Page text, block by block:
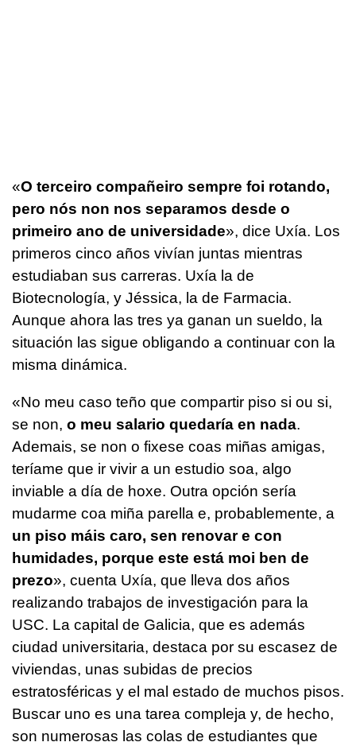
«O terceiro compañeiro sempre foi rotando,
pero nós non nos separamos desde o
primeiro ano de universidade», dice Uxía. Los
primeros cinco años vivían juntas mientras
estudiaban sus carreras. Uxía la de
Biotecnología, y Jéssica, la de Farmacia.
Aunque ahora las tres ya ganan un sueldo, la
situación las sigue obligando a continuar con la
misma dinámica.
«No meu caso teño que compartir piso si ou si,
se non, o meu salario quedaría en nada.
Ademais, se non o fixese coas miñas amigas,
teríame que ir vivir a un estudio soa, algo
inviable a día de hoxe. Outra opción sería
mudarme coa miña parella e, probablemente, a
un piso máis caro, sen renovar e con
humidades, porque este está moi ben de
prezo», cuenta Uxía, que lleva dos años
realizando trabajos de investigación para la
USC. La capital de Galicia, que es además
ciudad universitaria, destaca por su escasez de
viviendas, unas subidas de precios
estratosféricas y el mal estado de muchos pisos.
Buscar uno es una tarea compleja y, de hecho,
son numerosas las colas de estudiantes que